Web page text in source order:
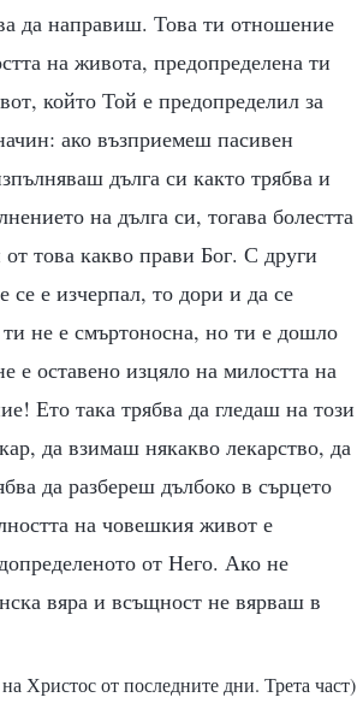
да направиш. Това ти отношение
на живота, предопределена ти
който Той е предопределил за
ако възприемеш пасивен
дълга си както трябва и
на дълга си, тогава болестта
това какво прави Бог. С други
е изчерпал, то дори и да се
не е смъртоносна, но ти е дошло
е оставено изцяло на милостта на
Ето така трябва да гледаш на този
да взимаш някакво лекарство, да
да разбереш дълбоко в сърцето
на човешкия живот е
от Него. Ако не
вяра и всъщност не вярваш в
Христос от последните дни. Трета част)